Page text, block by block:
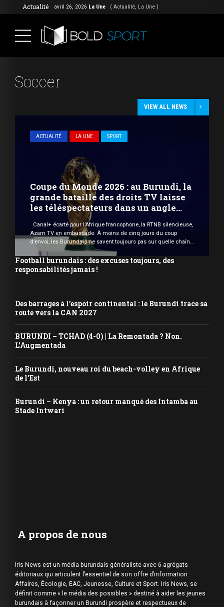
Actualité avril 26, 2026 La Une ( Actualité, La Une )
Soccer
VIEW ALL NEWS
ACTUALITÉ LA UNE SPORT
Coupe du Monde 2026 : au Burundi, la
grande bataille des droits TV laisse
les téléspectateurs dans un angle
Canal+ écarté pour l’Afrique francophone, la RTNB silencieuse,
Azam TV en embuscade. À moins de cinq jours du coup
d’envoi, les Burundais ne savent toujours pas sur quelle chaîne
ils pourront suivre la compétition. La question, en apparence
anodine, devient chaque jour plus pressante : où regarder la
Coupe du Monde au Burundi ? […]
Football burundais : des excuses toujours, des
responsabilités jamais !
Des barrages à l’espoir continental : le Burundi trace sa
route vers la CAN 2027
BURUNDI – TCHAD (4-0) | La Remontada ? Non.
L’Augmentada
Le Burundi, nouveau roi du beach-volley en Afrique
de l’Est
Burundi – Kenya : un retour manqué des Intamba au
Stade Intwari
A propos de nous
Iris News est un média burundais généraliste avec 6 agrégats
éditoriaux qui articulent l’essentiel de son offre d’information :
Affaires, Écologie, EAC, Jeunesse, Culture et Sport. Iris News, se
définit comme « le média des possibles » destiné à aider les jeunes
burundais à façonner un Burundi prospère et respectueux de